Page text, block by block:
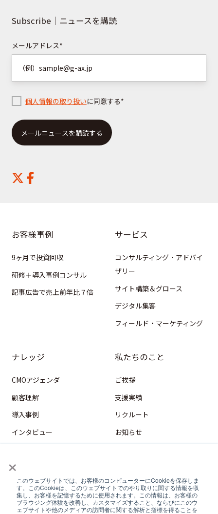
×
このウェブサイトでは、お客様のコンピューターにCookieを保存しま
す。このCookieは、このウェブサイトでのやり取りに関する情報を収
集し、お客様を記憶するために使用されます。この情報は、お客様の
ブラウジング体験を改善し、カスタマイズすること、ならびにこのウ
ェブサイトや他のメディアの訪問者に関する解析と指標を得ることを
こ
ら
の
請
ち
Subscribe｜ニュースを購読
メールアドレス*
個人情報の取り扱いに同意する*
お客様事例
9ヶ月で投資回収
研修＋導入事例コンサル
記事広告で売上前年比７倍
サービス
コンサルティング・アドバイ
ザリー
サイト構築＆グロース
デジタル集客
フィールド・マーケティング
ナレッジ
CMOアジェンダ
顧客理解
導入事例
インタビュー
デジタル営業
コンテンツマーケティング
フィールドマーケティング
私たちのこと
ご挨拶
支援実績
リクルート
お知らせ